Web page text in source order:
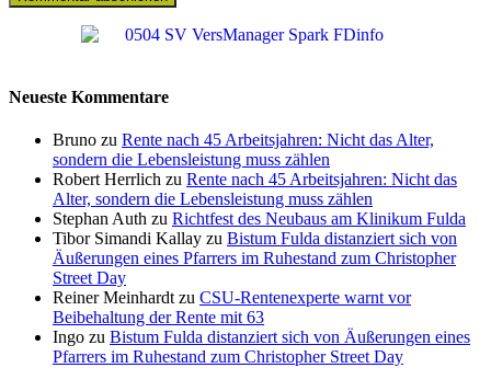
Neueste Kommentare
Bruno zu Rente nach 45 Arbeitsjahren: Nicht das Alter,
sondern die Lebensleistung muss zählen
Robert Herrlich zu Rente nach 45 Arbeitsjahren: Nicht das
Alter, sondern die Lebensleistung muss zählen
Stephan Auth zu Richtfest des Neubaus am Klinikum Fulda
Tibor Simandi Kallay zu Bistum Fulda distanziert sich von
Äußerungen eines Pfarrers im Ruhestand zum Christopher
Street Day
Reiner Meinhardt zu CSU-Rentenexperte warnt vor
Beibehaltung der Rente mit 63
Ingo zu Bistum Fulda distanziert sich von Äußerungen eines
Pfarrers im Ruhestand zum Christopher Street Day